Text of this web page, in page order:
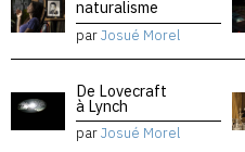
naturalisme
parJosué Morel
De Lovecraft
à Lynch
parJosué Morel